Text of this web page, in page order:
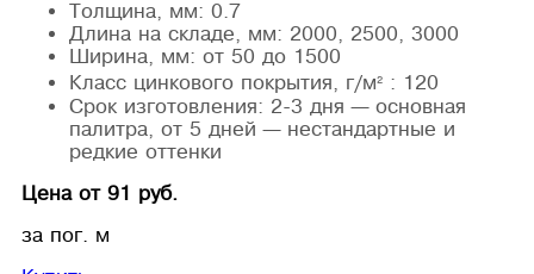
Толщина, мм: 0.7
Длина на складе, мм: 2000, 2500, 3000
Ширина, мм: от 50 до 1500
Класс цинкового покрытия, г/м² : 120
Срок изготовления: 2-3 дня — основная
палитра, от 5 дней — нестандартные и
редкие оттенки
Цена от 91 руб.
за пог. м